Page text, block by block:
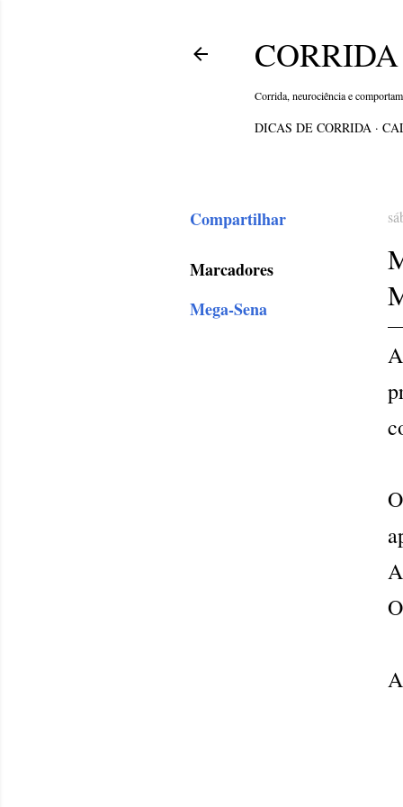
Corrida, neurociência e
DICAS DE CORRIDA
Compartilhar
Marcadores
Mega-Sena